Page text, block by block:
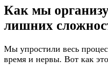
Как мы
лишних
Мы упростили весь
время и нервы. Вот как